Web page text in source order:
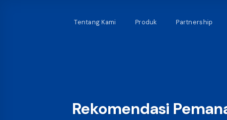
Tentang Kami Produk Partnership
Rekomendasi